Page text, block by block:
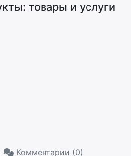
товары и услуги
Комментарии (0)